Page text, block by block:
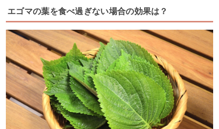
エゴマの葉を食べ過ぎない場合の効果は？